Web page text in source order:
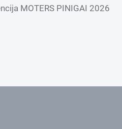
MOTERS PINIGAI 2026